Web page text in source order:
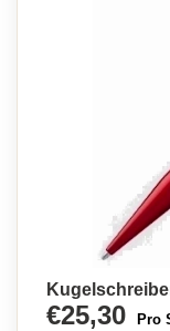
€25,30 Pro